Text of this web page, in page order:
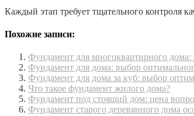
Каждый этап требует тщательного контроля
Похожие записи:
Фундамент для многоквартирного дома:
Фундамент для дома: выбор
Фундамент для дома за куб: выбор
Что такое фундамент жилого дома?
Фундамент под стоящий дом: цена
Фундамент старого деревянного дома